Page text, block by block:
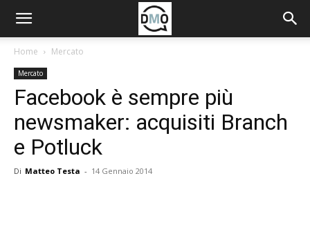
Home Mercato
Mercato
Facebook è sempre più
newsmaker: acquisiti Branch
e Potluck
Di Matteo Testa - 14 Gennaio 2014